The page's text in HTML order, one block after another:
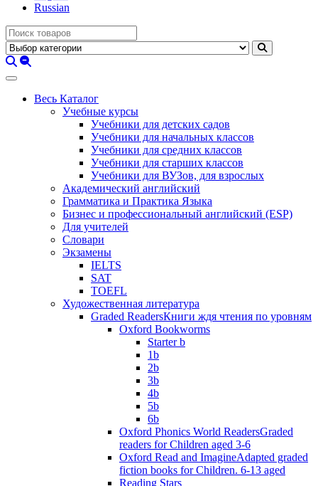
Russian
Весь Каталог
Учебные курсы
Учебники для детских садов
Учебники для начальных классов
Учебники для средних классов
Учебники для старших классов
Учебники для ВУЗов, для взрослых
Академический английский
Грамматика и Практика Языка
Бизнес и профессиональный английский (ESP)
Для учителей
Словари
Экзамены
IELTS
SAT
TOEFL
Художественная литература
Graded ReadersКниги ждя чтения по уровням
Oxford Bookworms
Starter b
1b
2b
3b
4b
5b
6b
Oxford Phonics World ReadersGraded
readers for Children aged 3-6
Oxford Read and ImagineAdapted graded
fiction books for Children. 6-13 aged
Reading Stars